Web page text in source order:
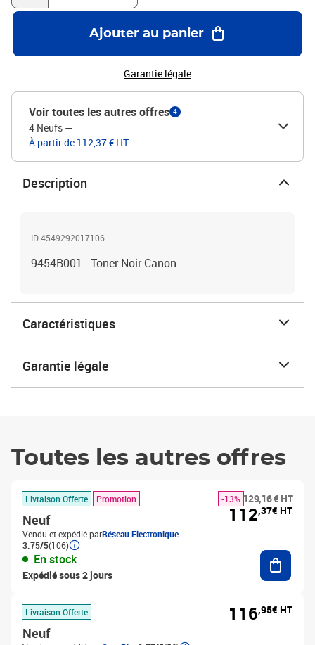
Ajouter au panier
Garantie légale
Voir toutes les autres offres 4
4 Neufs —
À partir de 112,37 € HT
Description
ID 4549292017106
9454B001 - Toner Noir Canon
Caractéristiques
Garantie légale
Toutes les autres offres
Livraison Offerte Promotion
Neuf
Vendu et expédié parRéseau Electronique
3.75/5(106)
En stock
Expédié sous 2 jours
129,16 € HT
-13%
112,37€ HT
Livraison Offerte
Neuf
116,95€ HT